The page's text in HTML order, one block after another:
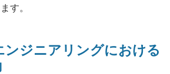
す。
ジニアリングにおける